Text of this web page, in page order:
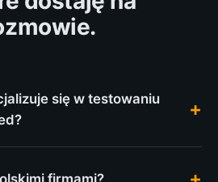
się w testowaniu